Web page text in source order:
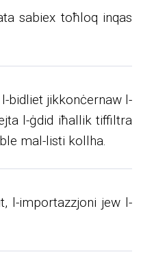
sabiex toħloq inqas
bidliet jikkonċernaw l-
l-ġdid iħallik tiffiltra
mal-listi kollha.
l-importazzjoni jew l-